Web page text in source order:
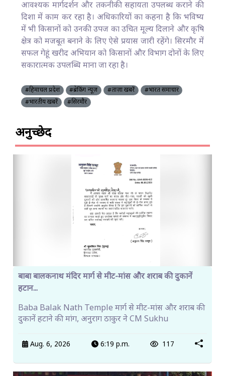
आवश्यक मार्गदर्शन और तकनीकी सहायता उपलब्ध कराने की
दिशा में काम कर रहा है। अधिकारियों का कहना है कि भविष्य
में भी किसानों को उनकी उपज का उचित मूल्य दिलाने और कृषि
क्षेत्र को मजबूत बनाने के लिए ऐसे प्रयास जारी रहेंगे। सिरमौर में
सफल गेहूं खरीद अभियान को किसानों और विभाग दोनों के लिए
सकारात्मक उपलब्धि माना जा रहा है।
#हिमाचल प्रदेश #ब्रेकिंग न्यूज़ #ताज़ा खबरें
#भारत समाचार
#भारतीय खबरें
#सिरमौर
अनुच्छेद
बाबा बालकनाथ मंदिर मार्ग से मीट-मांस और शराब की दुकानें
हटान...
Baba Balak Nath Temple मार्ग से मीट-मांस और शराब की
दुकानें हटाने की मांग, अनुराग ठाकुर ने CM Sukhu
Aug. 6, 2026 6:19 p.m. 117